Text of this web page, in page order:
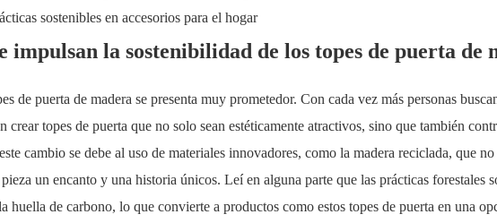
sostenibles en accesorios para el hogar
impulsan la sostenibilidad de los topes de puerta de
de puerta de madera se presenta muy prometedor. Con cada vez más personas
crear topes de puerta que no solo sean estéticamente atractivos, sino que también
cambio se debe al uso de materiales innovadores, como la madera reciclada, que
un encanto y una historia únicos. Leí en alguna parte que las prácticas forestales
huella de carbono, lo que convierte a productos como estos topes de puerta en una